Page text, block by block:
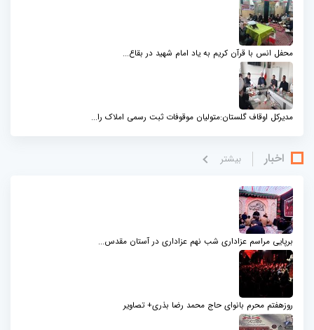
محفل انس با قرآن کریم به یاد امام شهید در بقاع...
مدیرکل اوقاف گلستان:متولیان موقوفات ثبت رسمی املاک را...
اخبار بيشتر
برپایی مراسم عزاداری شب نهم عزاداری در آستان مقدس...
روزهفتم محرم بانوای حاج محمد رضا بذری+ تصاویر